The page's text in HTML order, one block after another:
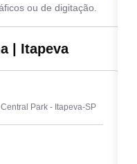
ou de digitação.
| Itapeva
Park - Itapeva-SP